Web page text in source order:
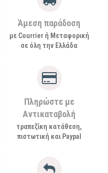
Άμεση παράδοση
με Courrier ή Μεταφορική
σε όλη την Ελλάδα
Πληρώστε με
Αντικαταβολή
τραπεζίκη κατάθεση,
πιστωτική και Paypal